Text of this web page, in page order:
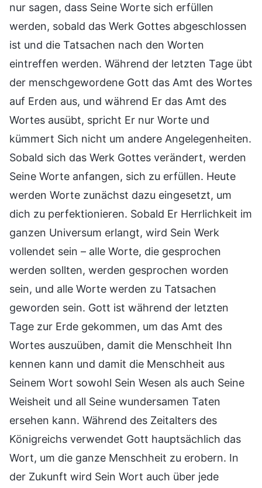
nur sagen, dass Seine Worte sich erfüllen
werden, sobald das Werk Gottes abgeschlossen
ist und die Tatsachen nach den Worten
eintreffen werden. Während der letzten Tage übt
der menschgewordene Gott das Amt des Wortes
auf Erden aus, und während Er das Amt des
Wortes ausübt, spricht Er nur Worte und
kümmert Sich nicht um andere Angelegenheiten.
Sobald sich das Werk Gottes verändert, werden
Seine Worte anfangen, sich zu erfüllen. Heute
werden Worte zunächst dazu eingesetzt, um
dich zu perfektionieren. Sobald Er Herrlichkeit im
ganzen Universum erlangt, wird Sein Werk
vollendet sein – alle Worte, die gesprochen
werden sollten, werden gesprochen worden
sein, und alle Worte werden zu Tatsachen
geworden sein. Gott ist während der letzten
Tage zur Erde gekommen, um das Amt des
Wortes auszuüben, damit die Menschheit Ihn
kennen kann und damit die Menschheit aus
Seinem Wort sowohl Sein Wesen als auch Seine
Weisheit und all Seine wundersamen Taten
ersehen kann. Während des Zeitalters des
Königreichs verwendet Gott hauptsächlich das
Wort, um die ganze Menschheit zu erobern. In
der Zukunft wird Sein Wort auch über jede